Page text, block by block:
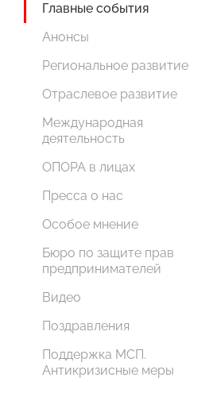
Главные события
Анонсы
Региональное развитие
Отраслевое развитие
Международная
деятельность
ОПОРА в лицах
Пресса о нас
Особое мнение
Бюро по защите прав
предпринимателей
Видео
Поздравления
Поддержка МСП.
Антикризисные меры